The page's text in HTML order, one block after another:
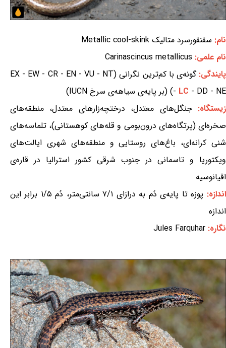
نام: سقنقورسرد متالیک Metallic cool-skink
نام علمی: Carinascincus metallicus
پایندگی:
گونه‌ی با کم‌ترین نگرانی (EX - EW - CR - EN - VU - NT
- LC - DD - NE) (بر پایه‌ی سیاهه‌ی سرخ IUCN)
زیستگاه:جنگل‌های معتدل، درختچه‌زارهای معتدل، منطقه‌های
صخره‌ای (پرتگاه‌های درون‌بومی و قله‌های کوهستانی)، تلماسه‌های
شنی کرانه‌ای، باغ‌های روستایی و منطقه‌های شهری ایالت‌های
ویکتوریا و تاسمانی در جنوب شرقی کشور استرالیا در قاره‌ی
اقیانوسیه
اندازه:
پوزه تا پایه‌ی دُم به درازای ۷/۱ سانتی‌متر، دُم ۱/۵ برابر این
اندازه
نگاره: Jules Farquhar